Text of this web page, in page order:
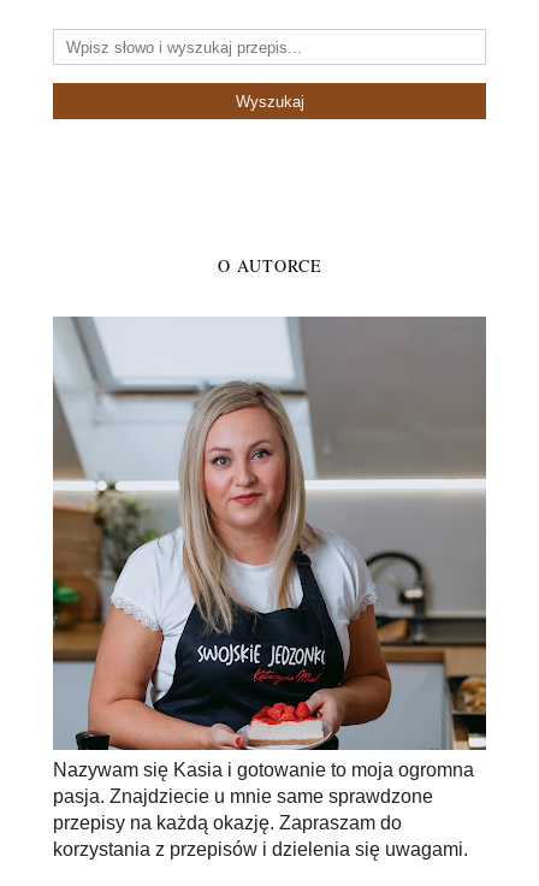
O AUTORCE
Nazywam się Kasia i gotowanie to moja ogromna
pasja. Znajdziecie u mnie same sprawdzone
przepisy na każdą okazję. Zapraszam do
korzystania z przepisów i dzielenia się uwagami.